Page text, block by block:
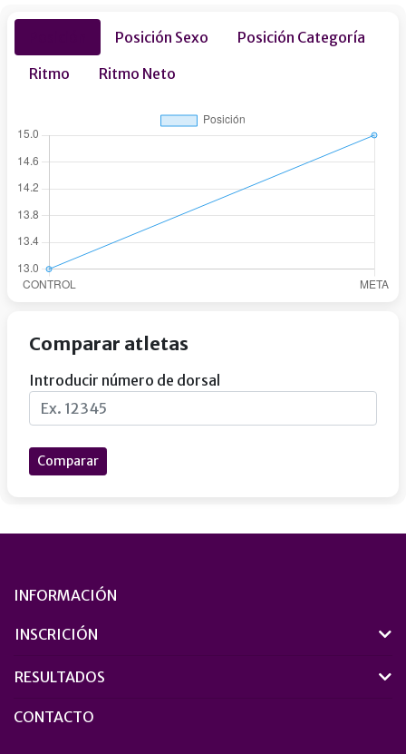
Posición Sexo
Posición Categoría
Ritmo
Ritmo Neto
Comparar atletas
Introducir número de dorsal
Comparar
INFORMACIÓN
INSCRICIÓN
RESULTADOS
CONTACTO